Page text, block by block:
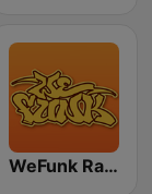
WeFunk Radio 放克音樂網路電台